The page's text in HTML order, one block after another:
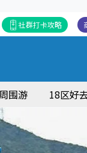
社群打卡攻略
周围游 18区好